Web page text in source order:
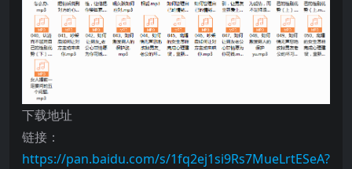
下载地址
链接：
https://pan.baidu.com/s/1fq2ej1si9Rs7MueLrtESeA?